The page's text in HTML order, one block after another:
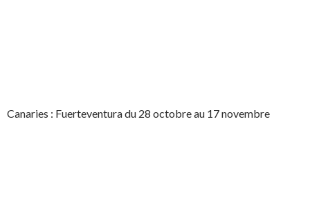
Canaries : Fuerteventura du 28 octobre au 17 novembre